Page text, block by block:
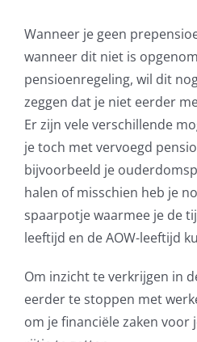
Wanneer je geen
wanneer dit niet is
pensioenregeling, wil dit
zeggen dat je niet eerder
Er zijn vele verschillende
je toch met vervoegd
bijvoorbeeld je
halen of misschien heb je
spaarpotje waarmee je de
leeftijd en de AOW-leeftijd
Om inzicht te verkrijgen in
eerder te stoppen met
om je financiële zaken voor